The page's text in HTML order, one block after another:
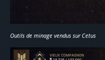
Outils de minage vendus sur Cetus